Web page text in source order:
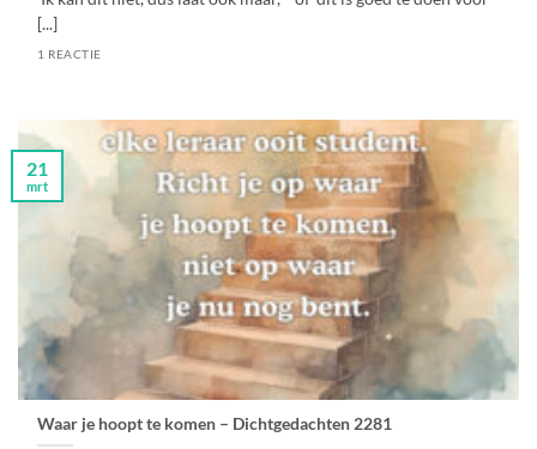
[...]
1 REACTIE
Waar je hoopt te komen – Dichtgedachten 2281
21
mrt